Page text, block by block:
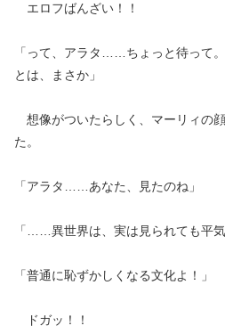
エロフばんざい！！
「って、アラタ……ちょっと待って
とは、まさか」
想像がついたらしく、マーリィの
た。
「アラタ……あなた、見たのね」
「……異世界は、実は見られても平
「普通に恥ずかしくなる文化よ！」
ドガッ！！